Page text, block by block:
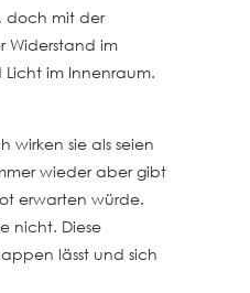
doch mit der
Widerstand im
im Innenraum.
wirken sie als seien
wieder aber gibt
erwarten würde.
nicht. Diese
lässt und sich